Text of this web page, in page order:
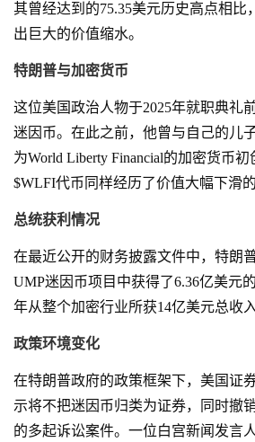
其曾经达到的75.35美元历史高点相比
出巨大的价值缩水。
特朗普与加密货币
这位美国政治人物于2025年就职典礼
迷因币。在此之前，他曾与自己的儿
为World Liberty Financial的加密货币
$WLFI代币同样经历了价值大幅下滑的
总统获利情况
在最近公开的财务披露文件中，特朗
UMP迷因币项目中获得了6.36亿美元
年从整个加密行业所获14亿美元总收
政策环境变化
在特朗普政府的政策框架下，美国证
示将不把迷因币归类为证券，同时撤
的多起诉讼案件。一位白宫新闻发言